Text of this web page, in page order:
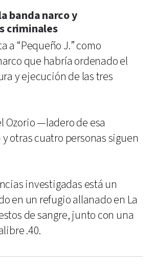
banda narco y
criminales
a “Pequeño J.” como
que habría ordenado el
y ejecución de las tres
Ozorio —ladero de esa
otras cuatro personas siguen
investigadas está un
en un refugio allanado en La
de sangre, junto con una
.40.